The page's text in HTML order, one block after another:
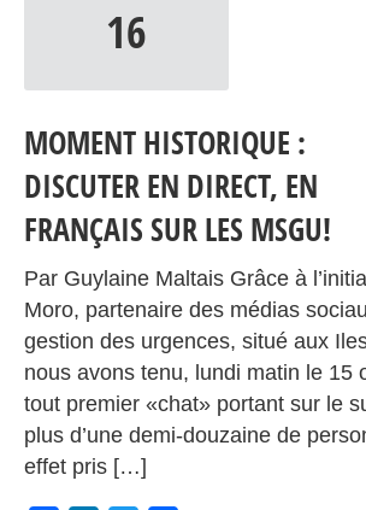
16
MOMENT HISTORIQUE :
DISCUTER EN DIRECT, EN
FRANÇAIS SUR LES MSGU!
Par Guylaine Maltais Grâce à
Moro, partenaire des médias
gestion des urgences, situé aux
nous avons tenu, lundi matin le 15
tout premier «chat» portant sur le
plus d’une demi-douzaine de
effet pris […]